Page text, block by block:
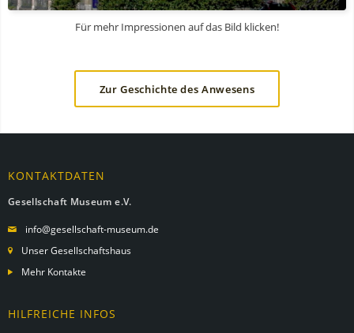
Für mehr Impressionen auf das Bild klicken!
Zur Geschichte des Anwesens
KONTAKTDATEN
Gesellschaft Museum e.V.
info@gesellschaft-museum.de
Unser Gesellschaftshaus
Mehr Kontakte
HILFREICHE INFOS